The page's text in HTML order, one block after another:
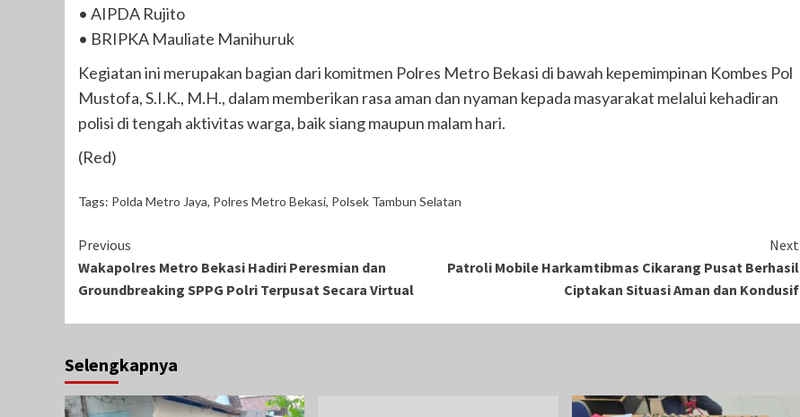
• AIPDA Rujito
• BRIPKA Mauliate Manihuruk
Kegiatan ini merupakan bagian dari komitmen Polres Metro Bekasi di bawah kepemimpinan Kombes Pol
Mustofa, S.I.K., M.H., dalam memberikan rasa aman dan nyaman kepada masyarakat melalui kehadiran
polisi di tengah aktivitas warga, baik siang maupun malam hari.
(Red)
Tags: Polda Metro Jaya, Polres Metro Bekasi, Polsek Tambun Selatan
Continue
Reading
Previous
Wakapolres Metro Bekasi Hadiri Peresmian dan
Groundbreaking SPPG Polri Terpusat Secara Virtual
Next
Patroli Mobile Harkamtibmas Cikarang Pusat Berhasil
Ciptakan Situasi Aman dan Kondusif
Selengkapnya